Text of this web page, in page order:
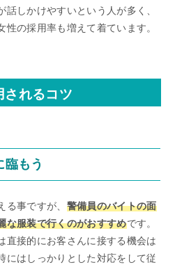
しかけやすいという人が多く、
の採用率も増えて着ています。
されるコツ
もう
る事ですが、 警備員のバイトの面
な服装で行くのがおすすめです。
直接的にお客さんに接する機会は
にはしっかりとした対応をして従